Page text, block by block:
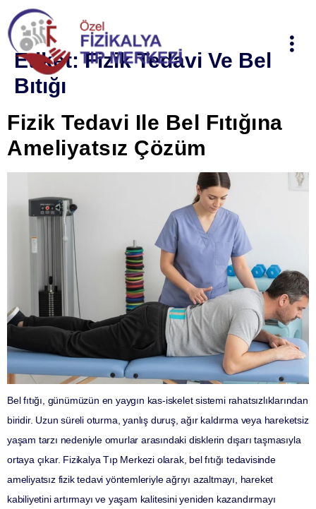
Etiket:Fizik Tedavi Ve Bel
Bıtığı
Fizik Tedavi Ile Bel Fıtığına
Ameliyatsız Çözüm
Bel fıtığı, günümüzün en yaygın kas-iskelet sistemi rahatsızlıklarından
biridir. Uzun süreli oturma, yanlış duruş, ağır kaldırma veya hareketsiz
yaşam tarzı nedeniyle omurlar arasındaki disklerin dışarı taşmasıyla
ortaya çıkar. Fizikalya Tıp Merkezi olarak, bel fıtığı tedavisinde
ameliyatsız fizik tedavi yöntemleriyle ağrıyı azaltmayı, hareket
kabiliyetini artırmayı ve yaşam kalitesini yeniden kazandırmayı